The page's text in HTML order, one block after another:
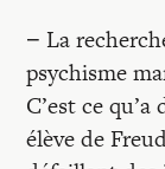
− La
psychisme
C’est ce
élève de